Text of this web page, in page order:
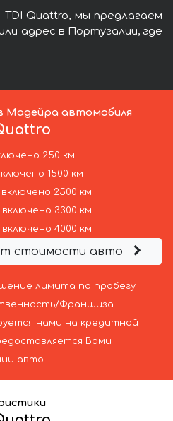
Quattro, мы предлагаем
адрес в Португалии, где
Мадейра автомобиля
250 км
1500 км
включено 2500 км
включено 3300 км
включено 4000 км
стоимости авто
лимита по пробегу
Франшиза.
нами на кредитной
Вами
авто.